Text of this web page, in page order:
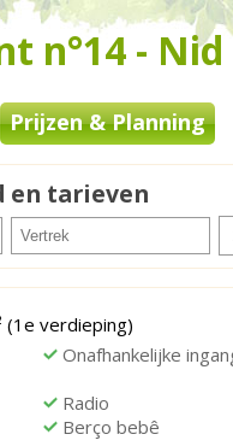
n°14 -
Prijzen & Planning
en tarieven
(1e verdieping)
Onafhankelijke
Radio
Berço bebê